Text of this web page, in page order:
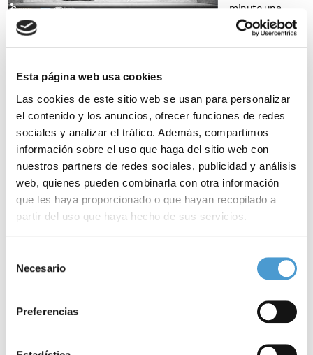
Esta página web usa cookies
Las cookies de este sitio web se usan para personalizar
el contenido y los anuncios, ofrecer funciones de redes
sociales y analizar el tráfico. Además, compartimos
información sobre el uso que haga del sitio web con
nuestros partners de redes sociales, publicidad y análisis
web, quienes pueden combinarla con otra información
que les haya proporcionado o que hayan recopilado a
partir del uso que haya hecho de sus servicios.
de cookies
Necesario
Preferencias
minuto una
encuesta online
para que los usuarios evalúen el contenido, la imagen y la
utilidad.
Encuesta El Currículum y la Carta de Presentación
Noticias
relacionadas